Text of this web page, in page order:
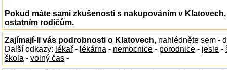
Pokud máte sami zkušenosti s nakupováním v
ostatním rodičům.
Zajímají-li vás podrobnosti o Klatovech, nahlédněte sem -
Další odkazy: lékař - lékárna - nemocnice - porodnice - jesle -
škola - volný čas -